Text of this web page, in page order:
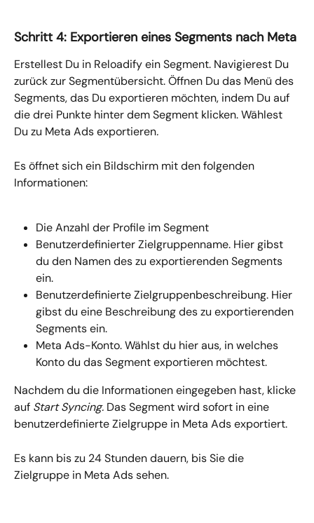
Schritt 4: Exportieren eines Segments nach Meta
Erstellest Du in Reloadify ein Segment. Navigierest Du
zurück zur Segmentübersicht. Öffnen Du das Menü des
Segments, das Du exportieren möchten, indem Du auf
die drei Punkte hinter dem Segment klicken. Wählest
Du zu Meta Ads exportieren.
Es öffnet sich ein Bildschirm mit den folgenden
Informationen:
Die Anzahl der Profile im Segment
Benutzerdefinierter Zielgruppenname. Hier gibst
du den Namen des zu exportierenden Segments
ein.
Benutzerdefinierte Zielgruppenbeschreibung. Hier
gibst du eine Beschreibung des zu exportierenden
Segments ein.
Meta Ads-Konto. Wählst du hier aus, in welches
Konto du das Segment exportieren möchtest.
Nachdem du die Informationen eingegeben hast, klicke
auf Start Syncing. Das Segment wird sofort in eine
benutzerdefinierte Zielgruppe in Meta Ads exportiert.
Es kann bis zu 24 Stunden dauern, bis Sie die
Zielgruppe in Meta Ads sehen.